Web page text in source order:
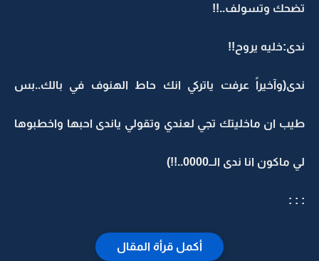
تضحك وتسولف..!!
ندى:خليه يروح!!
ندى(وآخيراً عرفت ياتركي انك حاط الهنوف في بالك..بس
طيب ان ماخليتك تجي لعندي وتقولي ياندى احبها واخطبوها
لي ماكون انا ندى الــ0000..!!)
: : :
أكمل قرأة المقال